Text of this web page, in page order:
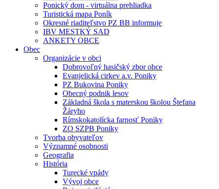
Ponický dom - virtuálna prehliadka
Turistická mapa Poník
Okresné riaditeľstvo PZ BB informuje
IBV MESTKÝ SAD
ANKETY OBCE
Obec
Organizácie v obci
Dobrovoľný hasičský zbor obce
Evanjelická cirkev a.v. Poniky
PZ Bukovina Poniky
Obecný podnik lesov
Základná škola s materskou školou Štefana
Žáryho
Rímskokatolícka farnosť Poniky
ZO SZPB Poniky
Tvorba obyvateľov
Významné osobnosti
Geografia
História
Turecké vpády
Vývoj obce